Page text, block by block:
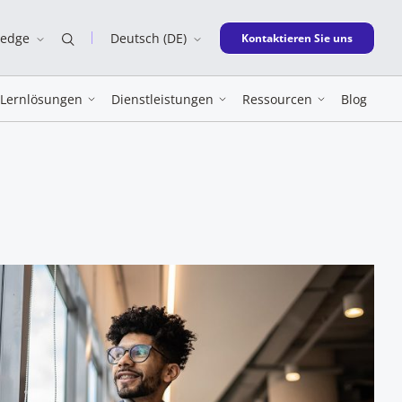
Deutsch (DE) New window
Kontaktieren Sie uns
Lernlösungen Dienstleistungen Ressourcen Blog